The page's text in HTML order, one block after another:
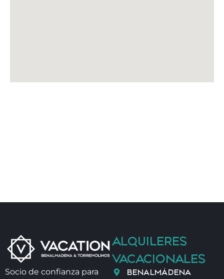
• Tours privados (Sevilla, Granada, Córdoba, Mijas,
Cuna + trona: 40 €/estancia
Socio de confianza para
ALQUILERES
VACACIONALES
BENALMÁDENA